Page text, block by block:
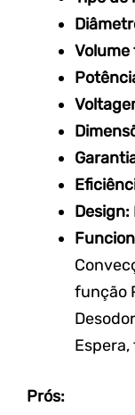
Volume
Design:
função
Prós: